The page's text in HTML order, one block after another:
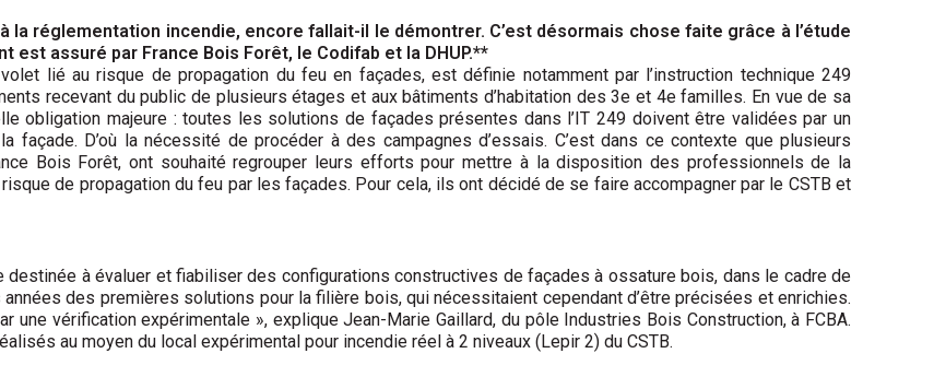
réglementation incendie, encore fallait-il le démontrer. C’est désormais chose faite grâce à l’étude
est assuré par France Bois Forêt, le Codifab et la DHUP.**
lié au risque de propagation du feu en façades, est définie notamment par l’instruction technique 249
recevant du public de plusieurs étages et aux bâtiments d’habitation des 3e et 4e familles. En vue de sa
obligation majeure : toutes les solutions de façades présentes dans l’IT 249 doivent être validées par un
D’où la nécessité de procéder à des campagnes d’essais. C’est dans ce contexte que plusieurs
Bois Forêt, ont souhaité regrouper leurs efforts pour mettre à la disposition des professionnels de la
de propagation du feu par les façades. Pour cela, ils ont décidé de se faire accompagner par le CSTB et
à évaluer et fiabiliser des configurations constructives de façades à ossature bois, dans le cadre de
des premières solutions pour la filière bois, qui nécessitaient cependant d’être précisées et enrichies.
vérification expérimentale », explique Jean-Marie Gaillard, du pôle Indus­tries Bois Construction, à FCBA.
au moyen du local expérimental pour incendie réel à 2 niveaux (Lepir 2) du CSTB.